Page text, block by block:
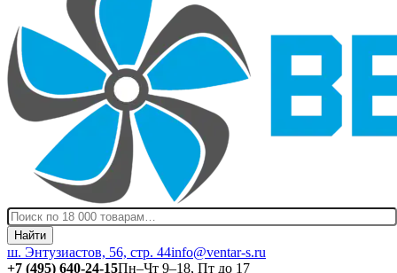
Найти
ш. Энтузиастов, 56, стр. 44info@ventar-s.ru
+7 (495) 640-24-15Пн–Чт 9–18, Пт до 17